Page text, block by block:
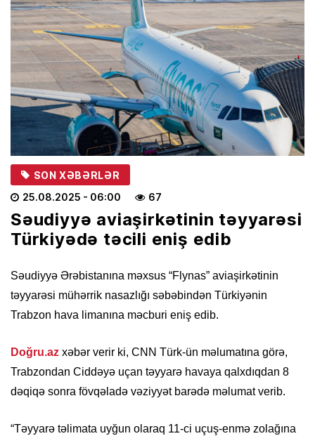
SON XƏBƏRLƏR
25.08.2025 - 06:00 67
Səudiyyə aviaşirkətinin təyyarəsi
Türkiyədə təcili eniş edib
Səudiyyə Ərəbistanına məxsus “Flynas” aviaşirkətinin
təyyarəsi mühərrik nasazlığı səbəbindən Türkiyənin
Trabzon hava limanına məcburi eniş edib.
Doğru.az xəbər verir ki, CNN Türk-ün məlumatına görə,
Trabzondan Ciddəyə uçan təyyarə havaya qalxdıqdan 8
dəqiqə sonra fövqəladə vəziyyət barədə məlumat verib.
“Təyyarə təlimata uyğun olaraq 11-ci uçuş-enmə zolağına